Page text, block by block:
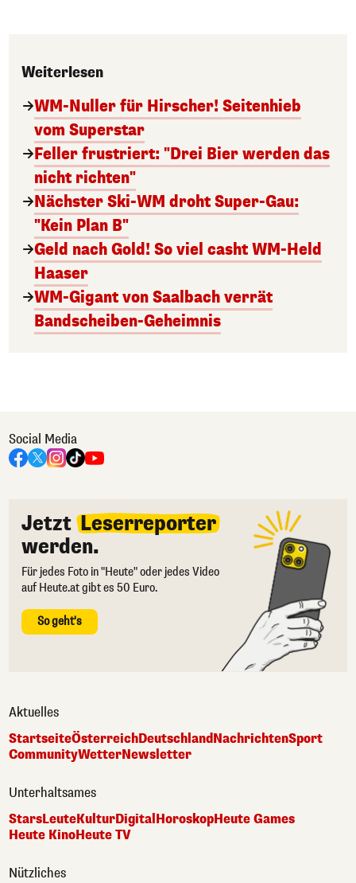
Weiterlesen
WM-Nuller für Hirscher! Seitenhieb
vom Superstar
Feller frustriert: "Drei Bier werden das
nicht richten"
Nächster Ski-WM droht Super-Gau:
"Kein Plan B"
Geld nach Gold! So viel casht WM-Held
Haaser
WM-Gigant von Saalbach verrät
Bandscheiben-Geheimnis
Social Media
Jetzt Leserreporter
werden.
Für jedes Foto in "Heute" oder jedes Video
auf Heute.at gibt es 50 Euro.
So geht's
Aktuelles
StartseiteÖsterreichDeutschlandNachrichtenSport
CommunityWetterNewsletter
Unterhaltsames
StarsLeuteKulturDigitalHoroskopHeute Games
Heute KinoHeute TV
Nützliches